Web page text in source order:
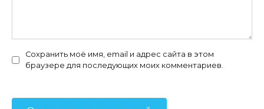
Сохранить моё имя, email и адрес сайта в этом
браузере для последующих моих комментариев.